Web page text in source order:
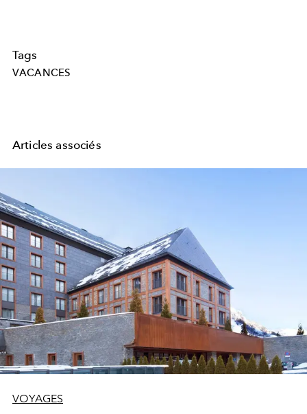
Tags
VACANCES
Articles associés
VOYAGES